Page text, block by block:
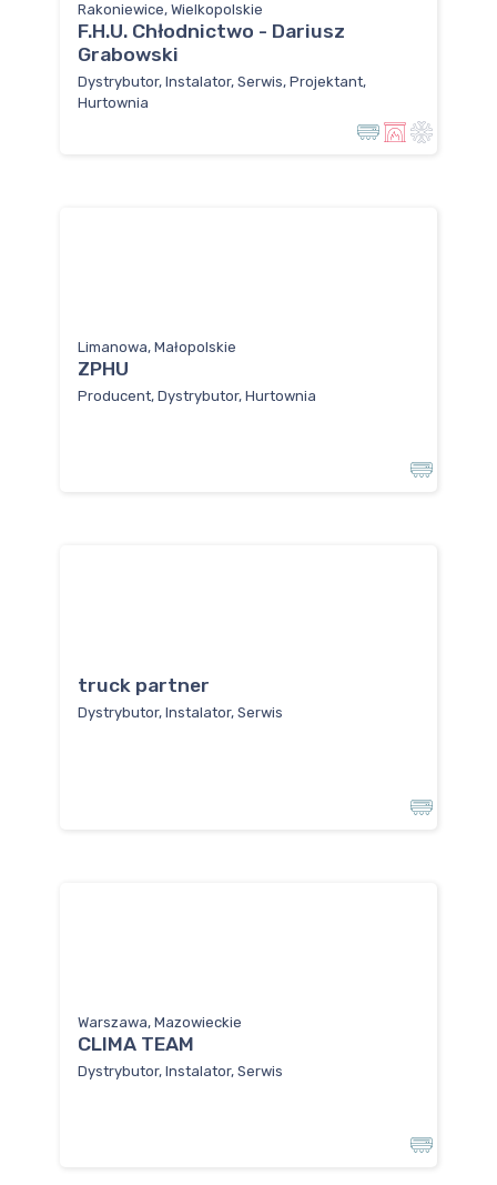
Rakoniewice, Wielkopolskie
F.H.U. Chłodnictwo - Dariusz
Grabowski
Dystrybutor, Instalator, Serwis, Projektant,
Hurtownia
Limanowa, Małopolskie
ZPHU
Producent, Dystrybutor, Hurtownia
truck partner
Dystrybutor, Instalator, Serwis
Warszawa, Mazowieckie
CLIMA TEAM
Dystrybutor, Instalator, Serwis